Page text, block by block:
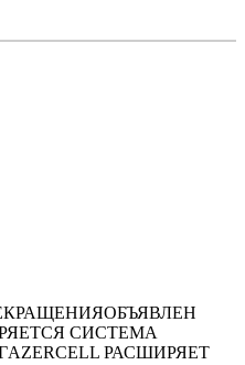
СИСТЕМА
РАСШИРЯЕТ